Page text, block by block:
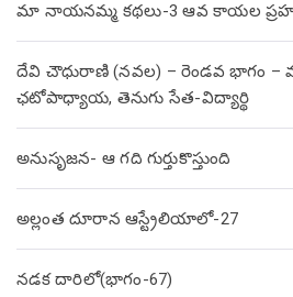
మా నాయనమ్మ కథలు-3 ఆవ కాయల
దేవి చౌధురాణి (నవల) – రెండవ భాగం –
ఛటోపాధ్యాయ, తెనుగు సేత-విద్యార్థి
అనుసృజన- ఆ గది గుర్తుకొస్తుంది
అల్లంత దూరాన ఆస్ట్రేలియాలో-27
నడక దారిలో(భాగం-67)